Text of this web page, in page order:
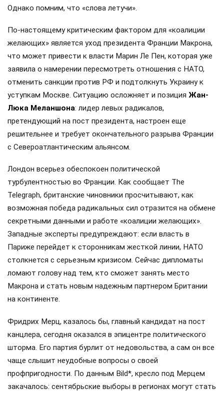
Однако помним, что «слова летучи».
По-настоящему критическим фактором для «коалиции
желающих» является уход президента Франции Макрона,
что может привести к власти Марин Ле Пен, которая уже
заявила о намерении пересмотреть отношения с НАТО,
отменить санкции против РФ и подтолкнуть Украину к
уступкам Москве. Ситуацию осложняет и позиция Жан-
Люка Меланшона: лидер левых радикалов,
претендующий на пост президента, настроен еще
решительнее и требует окончательного разрыва Франции
с Североатлантическим альянсом.
Лондон всерьез обеспокоен политической
турбулентностью во Франции. Как сообщает The
Telegraph, британские чиновники просчитывают, как
возможная победа радикальных сил отразится на обмене
секретными данными и работе «коалиции желающих».
Западные эксперты предупреждают: если власть в
Париже перейдет к сторонникам жесткой линии, НАТО
столкнется с серьезным кризисом. Сейчас дипломаты
ломают голову над тем, кто сможет занять место
Макрона и стать новым надежным партнером Британии
на континенте.
Фридрих Мерц, казалось бы, главный кандидат на пост
канцлера, сегодня оказался в эпицентре политического
шторма. Его партия бурлит от недовольства, а сам он все
чаще слышит неудобные вопросы о своей
профпригодности. По данным Bild*, кресло под Мерцем
закачалось: сентябрьские выборы в регионах могут стать